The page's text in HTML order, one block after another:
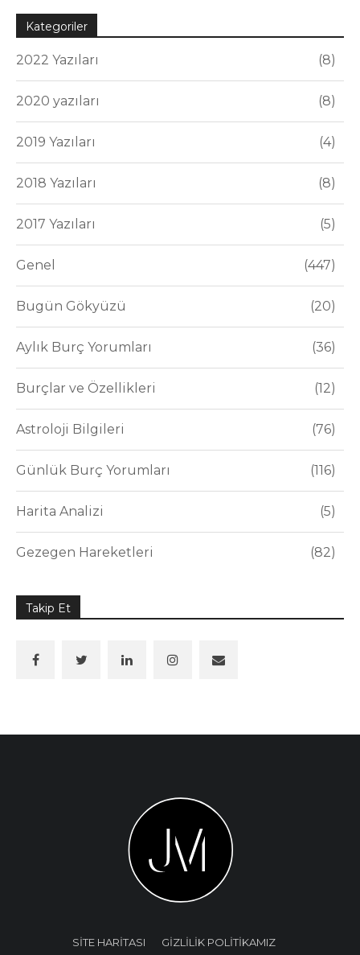
Kategoriler
2022 Yazıları 8
2020 yazıları 8
2019 Yazıları 4
2018 Yazıları 8
2017 Yazıları 5
Genel 447
Bugün Gökyüzü 20
Aylık Burç Yorumları 36
Burçlar ve Özellikleri 12
Astroloji Bilgileri 76
Günlük Burç Yorumları 116
Harita Analizi 5
Gezegen Hareketleri 82
Takip Et
SİTE HARİTASI
GİZLİLİK POLİTİKAMIZ